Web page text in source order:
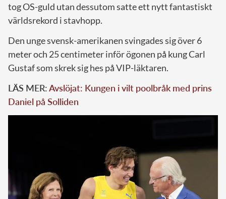
tog OS-guld utan dessutom satte ett nytt fantastiskt
världsrekord i stavhopp.
Den unge svensk-amerikanen svingades sig över 6
meter och 25 centimeter inför ögonen på kung Carl
Gustaf som skrek sig hes på VIP-läktaren.
LÄS MER:Avslöjat: Kungen i vilt poolbråk med prins
Daniel på Solliden